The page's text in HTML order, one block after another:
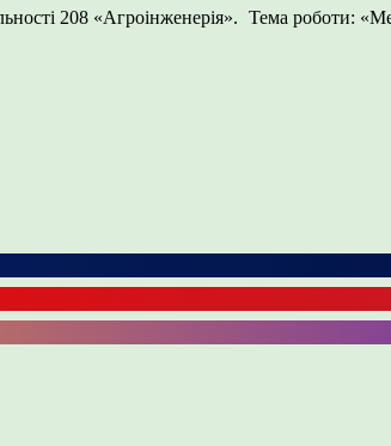
208 «Агроінженерія». Тема роботи: